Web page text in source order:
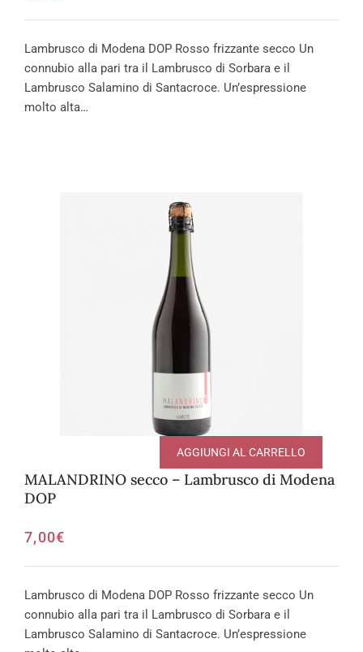
Lambrusco di Modena DOP Rosso frizzante secco Un
connubio alla pari tra il Lambrusco di Sorbara e il
Lambrusco Salamino di Santacroce. Un’espressione
molto alta…
MALANDRINO secco – Lambrusco di Modena
DOP
7,00€
AGGIUNGI AL CARRELLO
Lambrusco di Modena DOP Rosso frizzante secco Un
connubio alla pari tra il Lambrusco di Sorbara e il
Lambrusco Salamino di Santacroce. Un’espressione